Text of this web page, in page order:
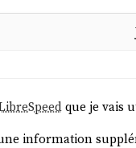
que je vais
information